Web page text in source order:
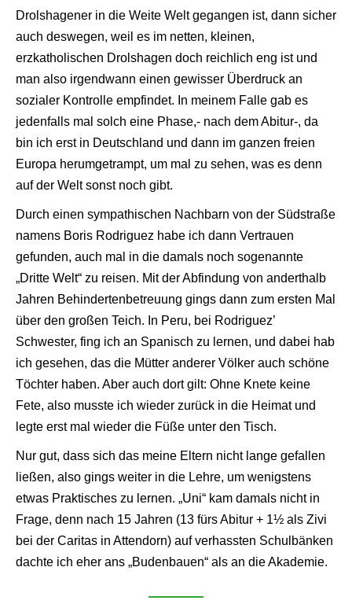
Drolshagener in die Weite Welt gegangen ist, dann sicher
auch deswegen, weil es im netten, kleinen,
erzkatholischen Drolshagen doch reichlich eng ist und
man also irgendwann einen gewisser Überdruck an
sozialer Kontrolle empfindet. In meinem Falle gab es
jedenfalls mal solch eine Phase,- nach dem Abitur-, da
bin ich erst in Deutschland und dann im ganzen freien
Europa herumgetrampt, um mal zu sehen, was es denn
auf der Welt sonst noch gibt.
Durch einen sympathischen Nachbarn von der Südstraße
namens Boris Rodriguez habe ich dann Vertrauen
gefunden, auch mal in die damals noch sogenannte
„Dritte Welt“ zu reisen. Mit der Abfindung von anderthalb
Jahren Behindertenbetreuung gings dann zum ersten Mal
über den großen Teich. In Peru, bei Rodriguez’
Schwester, fing ich an Spanisch zu lernen, und dabei hab
ich gesehen, das die Mütter anderer Völker auch schöne
Töchter haben. Aber auch dort gilt: Ohne Knete keine
Fete, also musste ich wieder zurück in die Heimat und
legte erst mal wieder die Füße unter den Tisch.
Nur gut, dass sich das meine Eltern nicht lange gefallen
ließen, also gings weiter in die Lehre, um wenigstens
etwas Praktisches zu lernen. „Uni“ kam damals nicht in
Frage, denn nach 15 Jahren (13 fürs Abitur + 1½ als Zivi
bei der Caritas in Attendorn) auf verhassten Schulbänken
dachte ich eher ans „Budenbauen“ als an die Akademie.